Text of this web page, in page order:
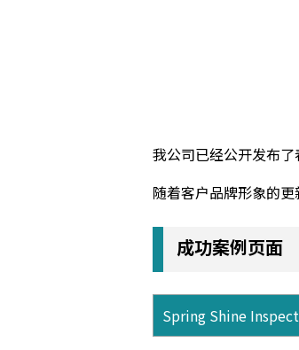
我公司已经公开发布了
随着客户品牌形象的
成功案例页面
Spring Shine